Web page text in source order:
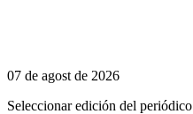
07 de agost de 2026
Seleccionar edición del periódico